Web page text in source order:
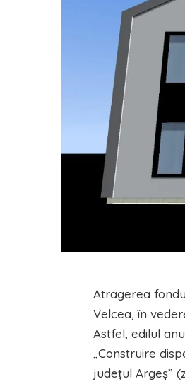
Atragerea
Velcea, în
Astfel, edilul
„Construire
județul Argeș”